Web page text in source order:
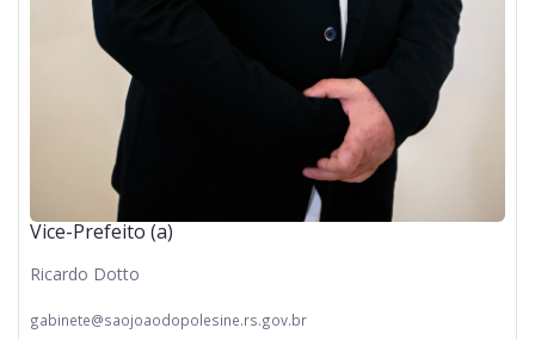
Vice-Prefeito (a)
Ricardo Dotto
gabinete@saojoaodopolesine.rs.gov.br